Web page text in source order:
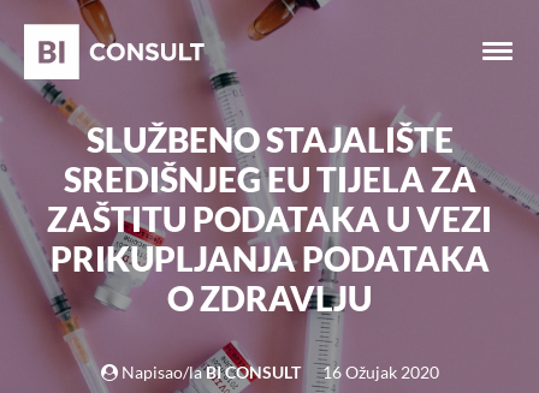
SLUŽBENO STAJALIŠTE
SREDIŠNJEG EU TIJELA ZA
ZAŠTITU PODATAKA U VEZI
PRIKUPLJANJA PODATAKA
O ZDRAVLJU
Napisao/laBI CONSULT 16 Ožujak 2020